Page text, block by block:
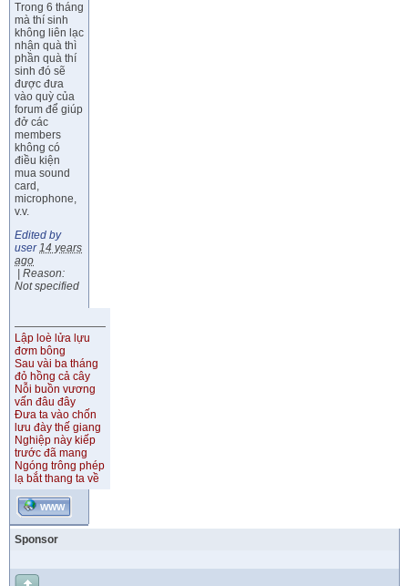
Trong 6 tháng
mà thí sinh
không liên lạc
nhận quà thì
phần quà thí
sinh đó sẽ
được đưa
vào quỳ của
forum để giúp
đở các
members
không có
điều kiện
mua sound
card,
microphone,
v.v.
Edited by
user 14 years
ago
Reason:
Not specified
Lập loè lửa lựu
đơm bông
Sau vài ba tháng
đỏ hồng cả cây
Nỗi buồn vương
vấn đâu đây
Đưa ta vào chốn
lưu đày thế giang
Nghiệp này kiếp
trước đã mang
Ngóng trông phép
lạ bắt thang ta về
WWW
Sponsor